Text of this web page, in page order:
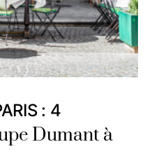
: 4
Dumant à